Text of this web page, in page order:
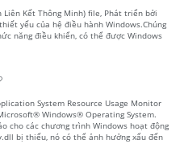
Kết Thông Minh) file, Phát triển bởi
yếu của hệ điều hành Windows.Chúng
năng điều khiển, có thể được Windows
System Resource Usage Monitor
Windows® Operating System.
cho các chương trình Windows hoạt động
bị thiếu, nó có thể ảnh hưởng xấu đến